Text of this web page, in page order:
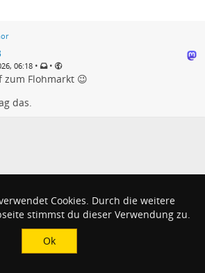
06:18 • •
zum Flohmarkt 😉
das.
Cookies. Durch die weitere
stimmst du dieser Verwendung zu.
Ok